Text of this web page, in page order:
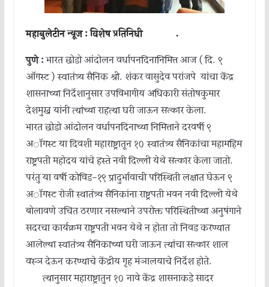
महाबुलेटीन न्यूज : विशेष प्रतिनिधी .
पुणे :भारत छोडो आंदोलन वर्धापनदिनानिमित्त आज ( दि. ९
ऑगस्ट ) स्वातंत्र्य सैनिक श्री. शंकर वासुदेव परांजपे यांचा केंद्र
शासनाच्या निर्देशानुसार उपविभागीय अधिकारी संतोषकुमार
देशमुख यांनी त्यांच्या राहत्या घरी जाऊन सत्कार केला.
भारत छोडो आंदोलन वर्धापनदिनाच्या निमित्ताने दरवर्षी ९
अॉगस्ट या दिवशी महाराष्ट्रातून १० स्वातंत्र्य सैनिकांचा महामहिम
राष्ट्रपती महोदय यांचे हस्ते नवी दिल्ली येथे सत्कार केला जातो.
परंतु या वर्षी कोविड-१९ प्रादुर्भावाची परिस्थिती लक्षात घेऊन ९
अॉगस्ट रोजी स्वातंत्र्य सैनिकांना राष्ट्रपती भवन नवी दिल्ली येथे
बोलावणे उचित ठरणार नसल्याने उपरोक्त परिस्थितीच्या अनुषंगाने
सदरचा कार्यक्रम राष्ट्रपती भवन येथे न होता तो निवड करण्यात
आलेल्या स्वातंत्र्य सैनिकाच्या घरी जाऊन त्यांचा सत्कार शाल
वस्ञ देऊन करण्याचे केंद्रीय गृह मंञालयाचे निर्देश होते.
त्यानुसार महाराष्ट्रातुन १० नावे केंद्र शासनाकडे सादर